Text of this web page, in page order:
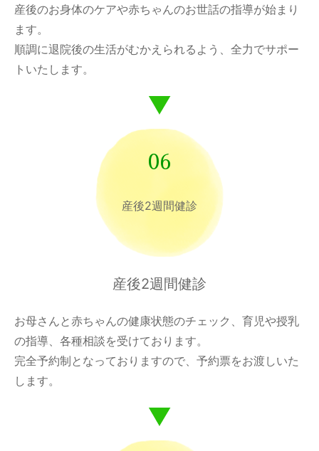
産後のお身体のケアや赤ちゃんのお世話の指導が始まり
ます。
順調に退院後の生活がむかえられるよう、全力でサポー
トいたします。
06
産後2週間健診
産後2週間健診
お母さんと赤ちゃんの健康状態のチェック、育児や授乳
の指導、各種相談を受けております。
完全予約制となっておりますので、予約票をお渡しいた
します。